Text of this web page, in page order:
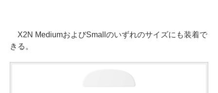
X2N MediumおよびSmallのいずれのサイズにも装着で
きる。